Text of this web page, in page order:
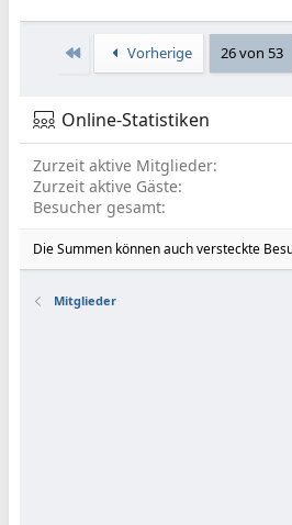
Erste Vorherige 26 von 53
Online-Statistiken
Zurzeit aktive Mitglieder
Zurzeit aktive Gäste
Besucher gesamt
Die Summen können auch versteckte
Mitglieder